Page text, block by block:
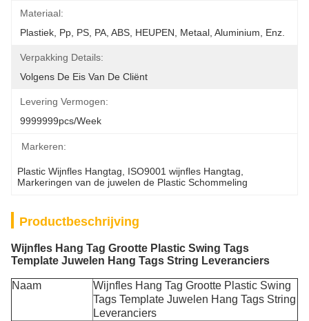
Materiaal:
Plastiek, Pp, PS, PA, ABS, HEUPEN, Metaal, Aluminium, Enz.
Verpakking Details:
Volgens De Eis Van De Cliënt
Levering Vermogen:
9999999pcs/week
Markeren:
Plastic Wijnfles Hangtag ISO9001 wijnfles Hangtag
Markeringen van de juwelen de Plastic Schommeling
Productbeschrijving
Wijnfles Hang Tag Grootte Plastic Swing Tags
Template Juwelen Hang Tags String Leveranciers
Naam
Wijnfles Hang Tag Grootte Plastic Swing
Tags Template Juwelen Hang Tags String
Leveranciers